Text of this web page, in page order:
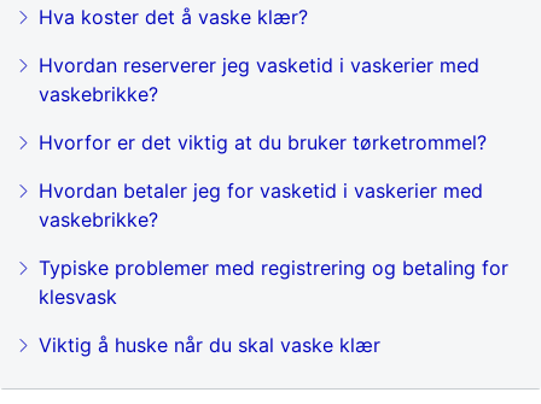
Hva koster det å vaske klær?
Hvordan reserverer jeg vasketid i vaskerier med
vaskebrikke?
Hvorfor er det viktig at du bruker tørketrommel?
Hvordan betaler jeg for vasketid i vaskerier med
vaskebrikke?
Typiske problemer med registrering og betaling for
klesvask
Viktig å huske når du skal vaske klær